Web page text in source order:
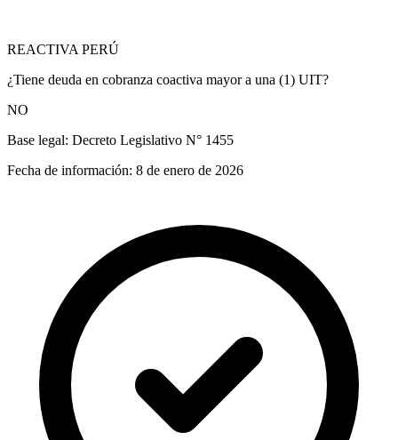
REACTIVA PERÚ
¿Tiene deuda en cobranza coactiva mayor a una (1) UIT?
NO
Base legal: Decreto Legislativo N° 1455
Fecha de información: 8 de enero de 2026